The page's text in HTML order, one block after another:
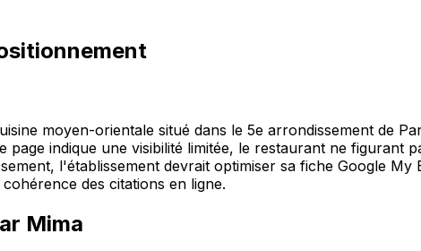
moyen-orientale situé dans le 5e arrondissement de
page indique une visibilité limitée, le restaurant ne
l'établissement devrait optimiser sa fiche Google
des citations en ligne.
Mima